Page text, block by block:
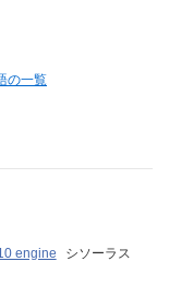
の一覧
engine
シソーラス